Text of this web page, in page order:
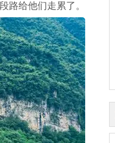
路给他们走累了。